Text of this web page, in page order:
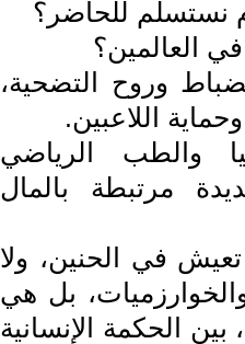
نستسلم للحاضر؟
العالمين؟
وروح التضحية،
اللاعبين.
والطب الرياضي
مرتبطة بالمال
في الحنين، ولا
بل هي
الحكمة الإنسانية